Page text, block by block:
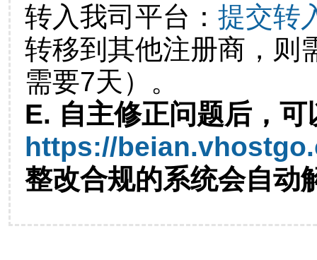
转入我司平台： 提交转
转移到其他注册商，则
需要7天）。
E. 自主修正问题后，可
https://
整改合规的系统会自动